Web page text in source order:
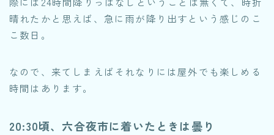
晴れたかと思えば、急に雨が降り出すという感じのこ
こ数日。
なので、来てしまえばそれなりには屋外でも楽しめる
時間はあります。
20:30頃、六合夜市に着いたときは曇り